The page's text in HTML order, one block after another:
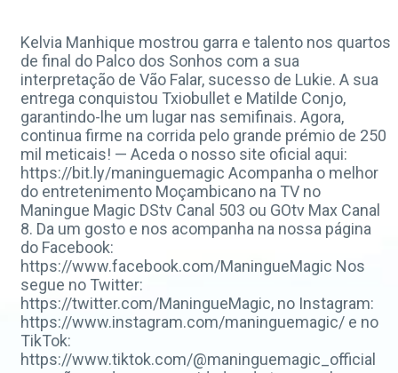
Kelvia Manhique mostrou garra e talento nos quartos
de final do Palco dos Sonhos com a sua
interpretação de Vão Falar, sucesso de Lukie. A sua
entrega conquistou Txiobullet e Matilde Conjo,
garantindo-lhe um lugar nas semifinais. Agora,
continua firme na corrida pelo grande prémio de 250
mil meticais! — Aceda o nosso site oficial aqui:
https://bit.ly/maninguemagic Acompanha o melhor
do entretenimento Moçambicano na TV no
Maningue Magic DStv Canal 503 ou GOtv Max Canal
8. Da um gosto e nos acompanha na nossa página
do Facebook:
https://www.facebook.com/ManingueMagic Nos
segue no Twitter:
https://twitter.com/ManingueMagic, no Instagram:
https://www.instagram.com/maninguemagic/ e no
TikTok:
https://www.tiktok.com/@maninguemagic_official